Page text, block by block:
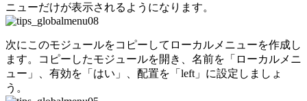
ニューだけが表示されるようになります。
次にこのモジュールをコピーしてローカルメニューを作成し
ます。コピーしたモジュールを開き、名前を「ローカルメニ
ュー」、有効を「はい」、配置を「left」に設定しましょ
う。